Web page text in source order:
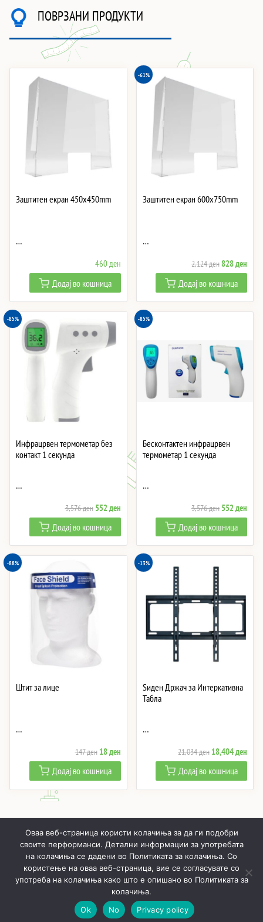
ПОВРЗАНИ ПРОДУКТИ
Заштитен екран 450x450mm
…
460ден
Додај во кошница
-61%
Заштитен екран 600x750mm
…
2,124денOriginal
price
was:
2,124 ден.
828ден
price
is:
828
Додај во кошница
-85%
Инфрацрвен термометар без
контакт 1 секунда
…
3,576ден Original
price
was:
3,576 ден.
552денCurrent
price
is:
552 ден.
Додај во кошница
-85%
Бесконтактен инфрацрвен
термометар 1 секунда
…
3,576ден Original
price
was:
3,576 ден.
552ден
price
is:
552
Додај во кошница
-88%
Штит за лице
…
147ден Original
price
was:
147 ден.
18денCurrent
price
is:
18 ден.
Додај во кошница
-13%
Ѕиден Држач за Интеркативна
Табла
…
21,034ден Original
price
was:
21,034 ден.
18,404ден
price
is:
Додај во кошница
ПОЧНУВАЈЌИ ПРОИЗВОДИ МОЈ ПРОФИЛ
КОШНИЧКА
РЕАЛИЗИРАНИ ПРОЕКТИ
ЗА НАС
Онлајн LED осветлување © 2019 - 2026
Политика за приватност
Оваа веб-страница користи колачиња за да ги подобри
своите перформанси. Детални информации за употребата
на колачиња се дадени во Политиката за колачиња. Со
користење на оваа веб-страница, вие се согласувате со
употреба на колачиња како што е опишано во Политиката за
колачиња.
Ok
No Privacy policy